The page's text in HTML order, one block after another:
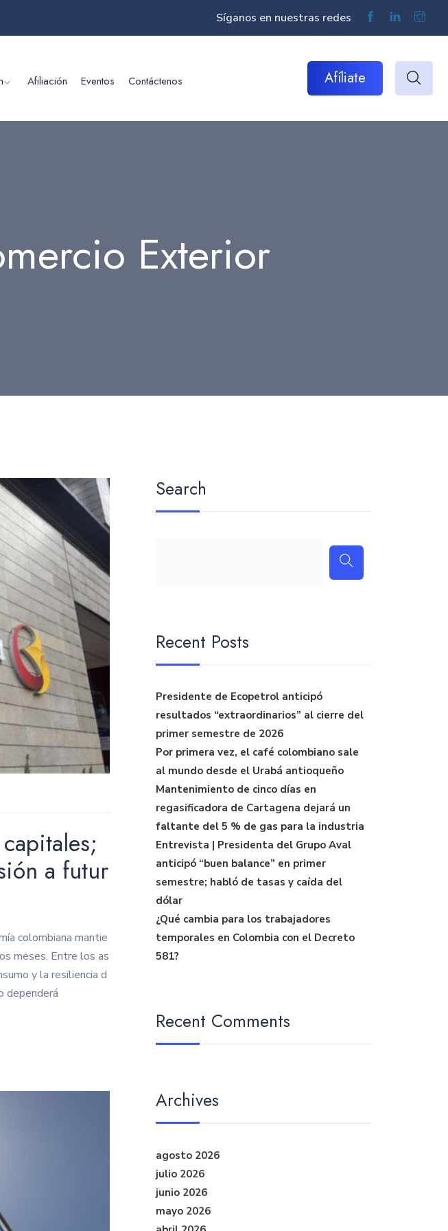
Síganos en nuestras redes
Afiliación Eventos Contáctenos Afíliate
Exterior
a futur
colombiana mantie
meses. Entre los as
y la resiliencia d
dependerá
Search
Recent Posts
Presidente de Ecopetrol anticipó
resultados “extraordinarios” al cierre del
primer semestre de 2026
Por primera vez, el café colombiano sale
al mundo desde el Urabá antioqueño
Mantenimiento de cinco días en
regasificadora de Cartagena dejará un
faltante del 5 % de gas para la industria
Entrevista | Presidenta del Grupo Aval
anticipó “buen balance” en primer
semestre; habló de tasas y caída del
dólar
¿Qué cambia para los trabajadores
temporales en Colombia con el Decreto
581?
Recent Comments
Archives
agosto 2026
julio 2026
junio 2026
mayo 2026